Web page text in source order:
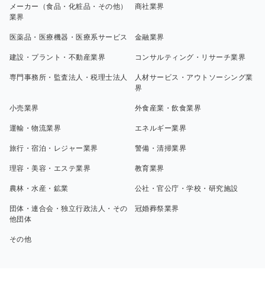
メーカー（食品・化粧品・その他）
業界
商社業界
医薬品・医療機器・医療系サービス 金融業界
建設・プラント・不動産業界 コンサルティング・リサーチ業界
専門事務所・監査法人・税理士法人
人材サービス・アウトソーシング業
界
小売業界 外食産業・飲食業界
運輸・物流業界 エネルギー業界
旅行・宿泊・レジャー業界 警備・清掃業界
理容・美容・エステ業界 教育業界
農林・水産・鉱業 公社・官公庁・学校・研究施設
団体・連合会・独立行政法人・その
他団体
冠婚葬祭業界
その他